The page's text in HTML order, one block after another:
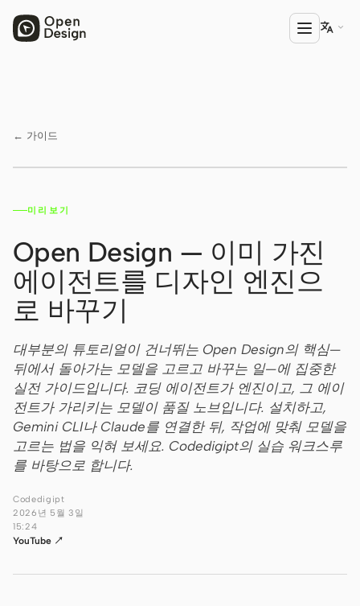
Open Design
HTML Anything
Open Design Plugin
에이전트
Codex
Cursor Agent
Claude Code
OpenCode
Gemini CLI
GitHub Copilot CLI

← 가이드
미리보기
Open Design — 이미 가진
에이전트를 디자인 엔진으
로 바꾸기
대부분의 튜토리얼이 건너뛰는 Open Design의 핵심—
뒤에서 돌아가는 모델을 고르고 바꾸는 일—에 집중한
실전 가이드입니다. 코딩 에이전트가 엔진이고, 그 에이
전트가 가리키는 모델이 품질 노브입니다. 설치하고,
Gemini CLI나 Claude를 연결한 뒤, 작업에 맞춰 모델을
고르는 법을 익혀 보세요. Codedigipt의 실습 워크스루
를 바탕으로 합니다.
Codedigipt
2026년 5월 3일
15:24
YouTube ↗